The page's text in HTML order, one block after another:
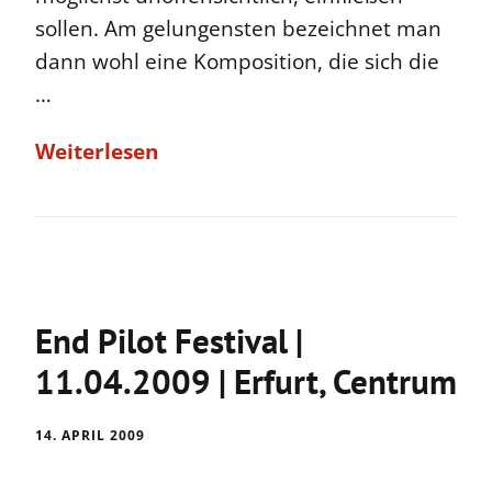
sollen. Am gelungensten bezeichnet man
dann wohl eine Komposition, die sich die
…
Weiterlesen
End Pilot Festival |
11.04.2009 | Erfurt, Centrum
14. APRIL 2009